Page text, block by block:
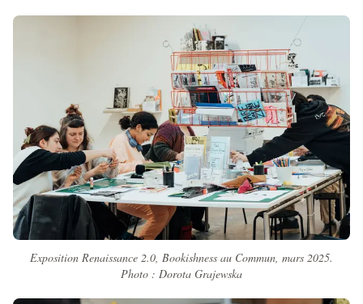
Exposition Renaissance 2.0, Bookishness au Commun, mars 2025.
Photo : Dorota Grajewska